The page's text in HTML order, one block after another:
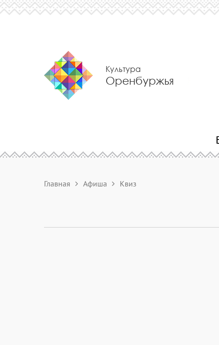
Культура
Оренбуржья
Главная Афиша Квиз